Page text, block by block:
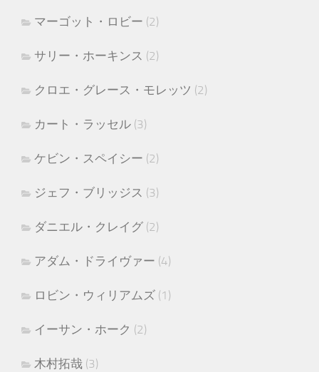
マーゴット・ロビー (2)
サリー・ホーキンス (2)
クロエ・グレース・モレッツ (2)
カート・ラッセル (3)
ケビン・スペイシー (2)
ジェフ・ブリッジス (3)
ダニエル・クレイグ (2)
アダム・ドライヴァー (4)
ロビン・ウィリアムズ (1)
イーサン・ホーク (2)
木村拓哉 (3)